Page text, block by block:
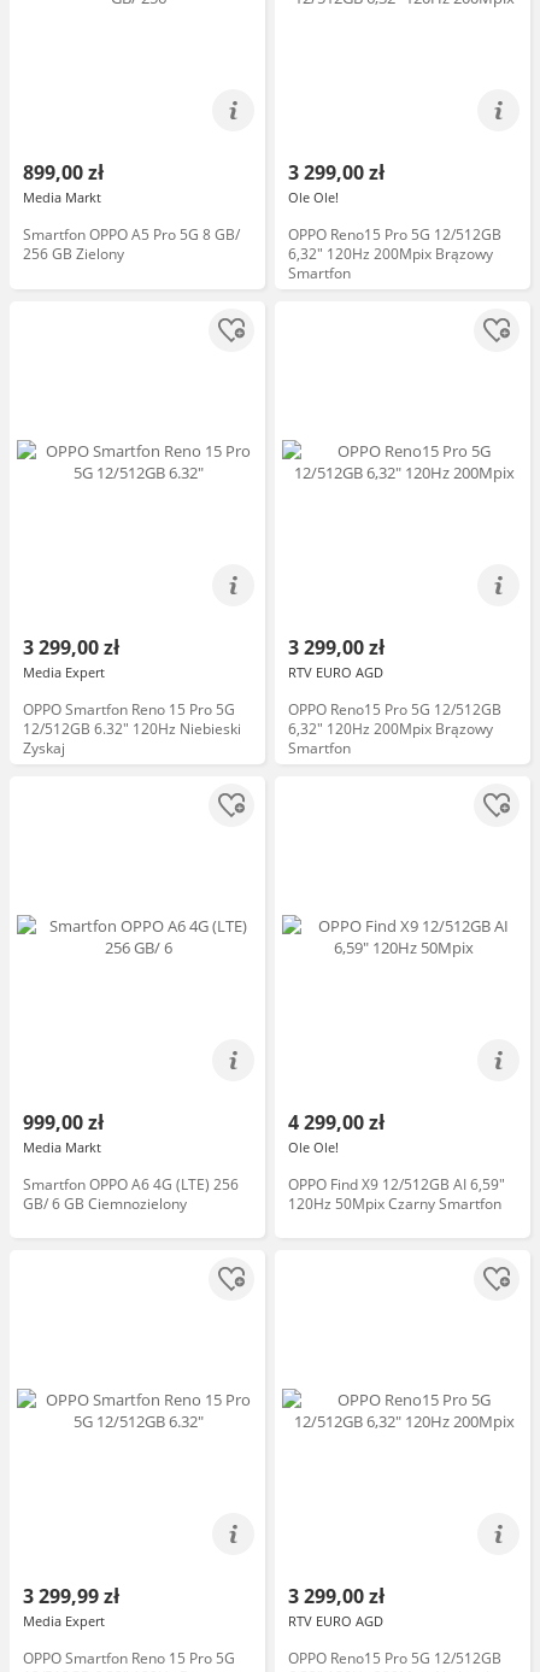
899,00 zł
Media Markt
Smartfon OPPO A5 Pro 5G 8 GB/
256 GB Zielony
3 299,00 zł
Ole Ole!
OPPO Reno15 Pro 5G 12/512GB
6,32" 120Hz 200Mpix Brązowy
Smartfon
3 299,00 zł
Media Expert
OPPO Smartfon Reno 15 Pro 5G
12/512GB 6.32" 120Hz Niebieski
Zyskaj
3 299,00 zł
RTV EURO AGD
OPPO Reno15 Pro 5G 12/512GB
6,32" 120Hz 200Mpix Brązowy
Smartfon
999,00 zł
Media Markt
Smartfon OPPO A6 4G (LTE) 256
GB/ 6 GB Ciemnozielony
4 299,00 zł
Ole Ole!
OPPO Find X9 12/512GB AI 6,59"
120Hz 50Mpix Czarny Smartfon
3 299,99 zł
Media Expert
OPPO Smartfon Reno 15 Pro 5G
3 299,00 zł
RTV EURO AGD
OPPO Reno15 Pro 5G 12/512GB